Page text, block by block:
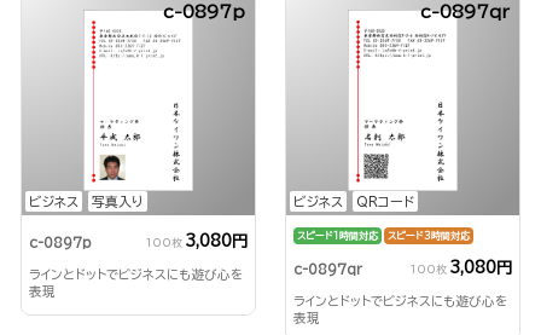
ビジネス 写真入り
c-0897p
c-0897p 100枚 3,080円
ラインとドットでビジネスにも遊び心を
表現
ビジネス QRコード
c-0897qr
スピード1時間対応 スピード3時間対応
c-0897qr 100枚 3,080円
ラインとドットでビジネスにも遊び心を
表現